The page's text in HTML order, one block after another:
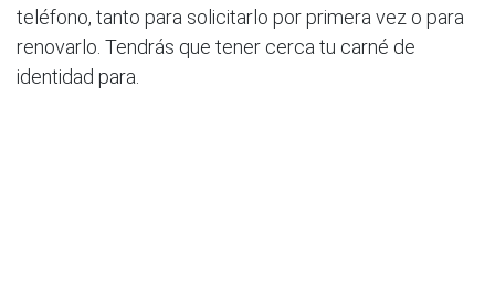
teléfono, tanto para solicitarlo por primera vez o para
renovarlo. Tendrás que tener cerca tu carné de
identidad para.